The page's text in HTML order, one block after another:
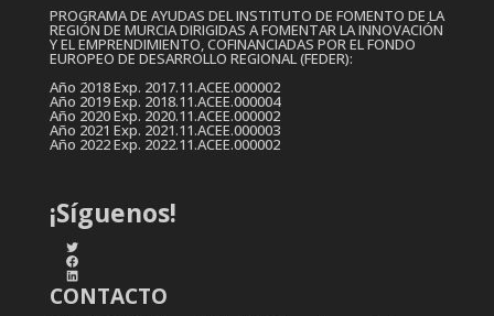
PROGRAMA DE AYUDAS DEL INSTITUTO DE FOMENTO DE LA
REGIÓN DE MURCIA DIRIGIDAS A FOMENTAR LA INNOVACIÓN
Y EL EMPRENDIMIENTO, COFINANCIADAS POR EL FONDO
EUROPEO DE DESARROLLO REGIONAL (FEDER):
Año 2018 Exp. 2017.11.ACEE.000002
Año 2019 Exp. 2018.11.ACEE.000004
Año 2020 Exp. 2020.11.ACEE.000002
Año 2021 Exp. 2021.11.ACEE.000003
Año 2022 Exp. 2022.11.ACEE.000002
¡Síguenos!
Twitter
Facebook
LinkedIn
CONTACTO